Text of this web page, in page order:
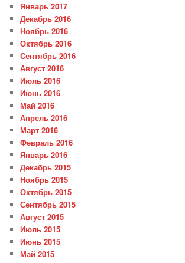
Январь 2017
Декабрь 2016
Ноябрь 2016
Октябрь 2016
Сентябрь 2016
Август 2016
Июль 2016
Июнь 2016
Май 2016
Апрель 2016
Март 2016
Февраль 2016
Январь 2016
Декабрь 2015
Ноябрь 2015
Октябрь 2015
Сентябрь 2015
Август 2015
Июль 2015
Июнь 2015
Май 2015